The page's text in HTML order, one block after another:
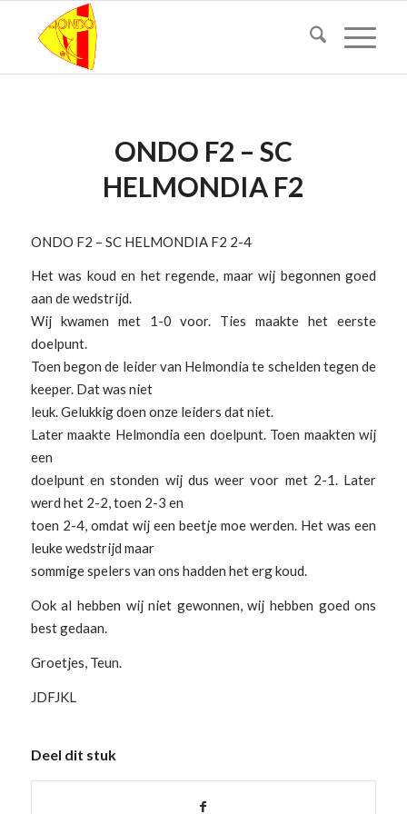
ONDO F2 – SC
HELMONDIA F2
ONDO F2 – SC HELMONDIA F2 2-4
Het was koud en het regende, maar wij begonnen goed
aan de wedstrijd.
Wij kwamen met 1-0 voor. Ties maakte het eerste
doelpunt.
Toen begon de leider van Helmondia te schelden tegen de
keeper. Dat was niet
leuk. Gelukkig doen onze leiders dat niet.
Later maakte Helmondia een doelpunt. Toen maakten wij
een
doelpunt en stonden wij dus weer voor met 2-1. Later
werd het 2-2, toen 2-3 en
toen 2-4, omdat wij een beetje moe werden. Het was een
leuke wedstrijd maar
sommige spelers van ons hadden het erg koud.
Ook al hebben wij niet gewonnen, wij hebben goed ons
best gedaan.
Groetjes, Teun.
JDFJKL
Deel dit stuk